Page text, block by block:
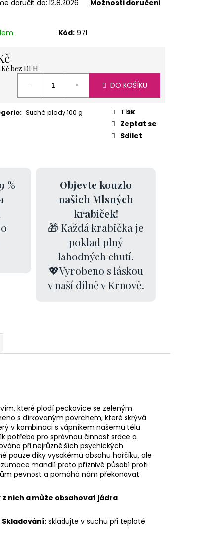
doručit do: 12.8.2026 Možnosti doručení
Kód: 97I
Kč bez DPH
DO KOŠÍKU
: Suché plody 100 g
Tisk
Zeptat se
Sdílet
%
Objevte kouzlo
našich Mlsných
krabiček!
🎁 Každá krabička je
poklad plný
lahodných chutí.
💖Vyrobeno s láskou
v naší dílně v Krnově.
které plodí peckovice se zeleným
s dírkovaným povrchem, které skrývá
v kombinaci s vápníkem našemu tělu
potřeba pro správnou činnost srdce a
při nejrůznějších psychických
pouze díky vysokému obsahu hořčíku, ale
mandlí proto příznivě působí proti
pevnost a pomáhá nám překonávat
nich a může obsahovat jádra
Skladování: skladujte v suchu při teplotě